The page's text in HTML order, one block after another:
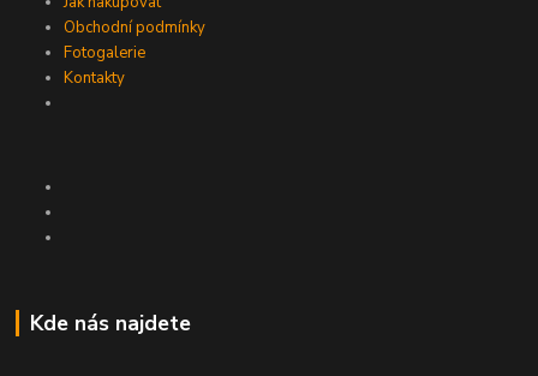
Obchodní podmínky
Fotogalerie
Kontakty
Kde nás najdete